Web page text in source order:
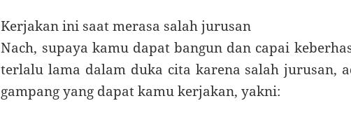
Kerjakan ini saat merasa salah jurusan
Nach, supaya kamu dapat bangun dan capai
terlalu lama dalam duka cita karena salah jurusan,
gampang yang dapat kamu kerjakan, yakni: